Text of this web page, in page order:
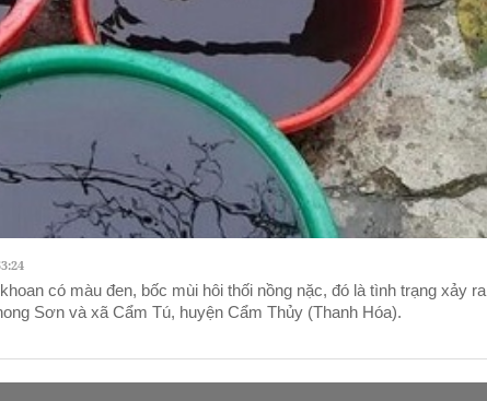
có màu đen, bốc mùi hôi thối nồng nặc, đó là tình trạng xảy ra
Sơn và xã Cẩm Tú, huyện Cẩm Thủy (Thanh Hóa).